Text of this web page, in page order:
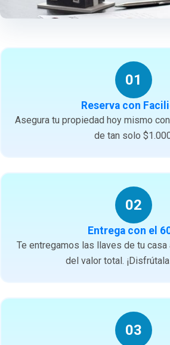
01
Reserva con
Asegura tu propiedad hoy mismo
de tan solo
02
Entrega con el
Te entregamos las llaves de tu casa
del valor total.
03